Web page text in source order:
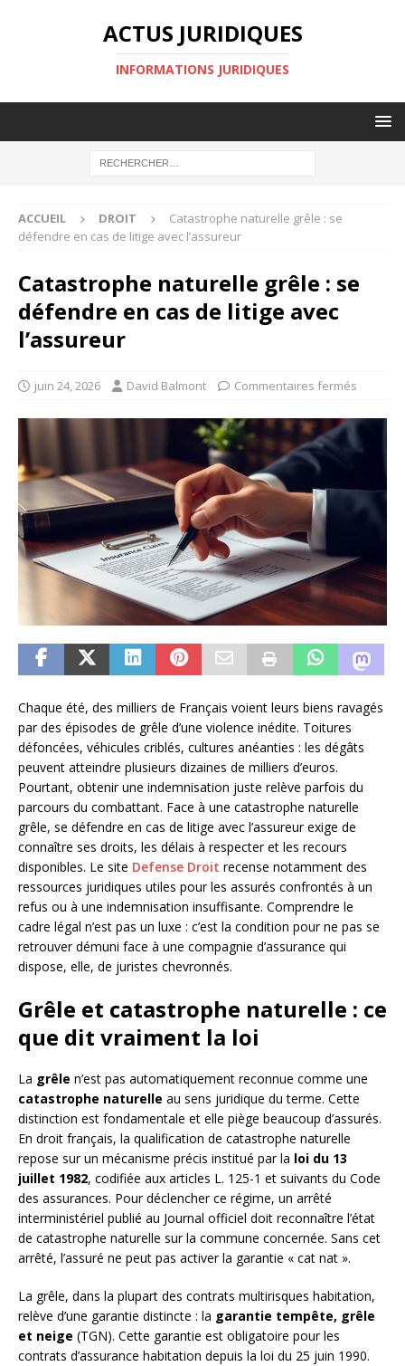
ACTUS JURIDIQUES
INFORMATIONS JURIDIQUES
ACCUEIL DROIT
Catastrophe naturelle grêle : se
défendre en cas de litige avec l’assureur
Catastrophe naturelle grêle : se
défendre en cas de litige avec
l’assureur
juin 24, 2026 David Balmont Commentaires fermés
Chaque été, des milliers de Français voient leurs biens ravagés
par des épisodes de grêle d’une violence inédite. Toitures
défoncées, véhicules criblés, cultures anéanties : les dégâts
peuvent atteindre plusieurs dizaines de milliers d’euros.
Pourtant, obtenir une indemnisation juste relève parfois du
parcours du combattant. Face à une catastrophe naturelle
grêle, se défendre en cas de litige avec l’assureur exige de
connaître ses droits, les délais à respecter et les recours
disponibles. Le site Defense Droit recense notamment des
ressources juridiques utiles pour les assurés confrontés à un
refus ou à une indemnisation insuffisante. Comprendre le
cadre légal n’est pas un luxe : c’est la condition pour ne pas se
retrouver démuni face à une compagnie d’assurance qui
dispose, elle, de juristes chevronnés.
Grêle et catastrophe naturelle : ce
que dit vraiment la loi
La grêle n’est pas automatiquement reconnue comme une
catastrophe naturelle au sens juridique du terme. Cette
distinction est fondamentale et elle piège beaucoup d’assurés.
En droit français, la qualification de catastrophe naturelle
repose sur un mécanisme précis institué par la loi du 13
juillet 1982, codifiée aux articles L. 125-1 et suivants du Code
des assurances. Pour déclencher ce régime, un arrêté
interministériel publié au Journal officiel doit reconnaître l’état
de catastrophe naturelle sur la commune concernée. Sans cet
arrêté, l’assuré ne peut pas activer la garantie « cat nat ».
La grêle, dans la plupart des contrats multirisques habitation,
relève d’une garantie distincte : la garantie tempête, grêle
et neige (TGN). Cette garantie est obligatoire pour les
contrats d’assurance habitation depuis la loi du 25 juin 1990.